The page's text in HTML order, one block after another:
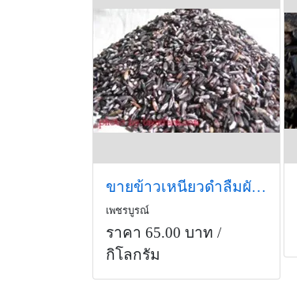
ขายข้าวเหนียวดำลืมผัวจากเขาค้อของแท้
เพชรบูรณ์
ราคา 65.00 บาท /
กิโลกรัม